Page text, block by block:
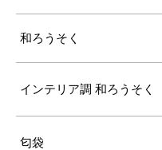
和ろうそく
インテリア調 和ろうそく
匂袋